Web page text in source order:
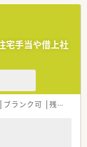
内科と循環器科の
舗です。（
が活躍中で、医療
います。
曜日は12時半ま
能です。
きるポジションで
給与条件です。
けることが可能で
宅手当や借上社
ブランク可 残業なし(ほぼなし含む)